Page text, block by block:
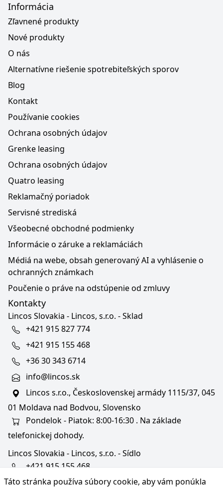
Táto stránka používa súbory cookie, aby vám ponúkla
Informácia
Zľavnené produkty
Nové produkty
O nás
Alternatívne riešenie spotrebiteľských sporov
Blog
Kontakt
Používanie cookies
Ochrana osobných údajov
Grenke leasing
Ochrana osobných údajov
Quatro leasing
Reklamačný poriadok
Servisné strediská
Všeobecné obchodné podmienky
Informácie o záruke a reklamáciách
Médiá na webe, obsah generovaný AI a vyhlásenie o
ochranných známkach
Poučenie o práve na odstúpenie od zmluvy
Kontakty
Lincos Slovakia - Lincos, s.r.o. - Sklad
+421 915 827 774
+421 915 155 468
+36 30 343 6714
info@lincos.sk
Lincos s.r.o., Československej armády 1115/37, 045
01 Moldava nad Bodvou, Slovensko
Pondelok - Piatok: 8:00-16:30 . Na základe
telefonickej dohody.
Lincos Slovakia - Lincos, s.r.o. - Sídlo
+421 915 155 468
+36/30 343 6714